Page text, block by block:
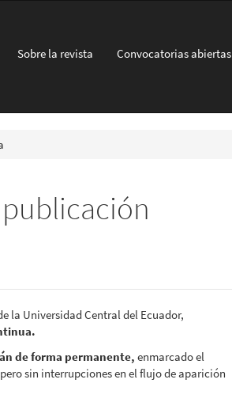
Sobre la revista Convocatorias abiertas
la Universidad Central del Ecuador,
de forma permanente, enmarcado el
sin interrupciones en el flujo de aparición